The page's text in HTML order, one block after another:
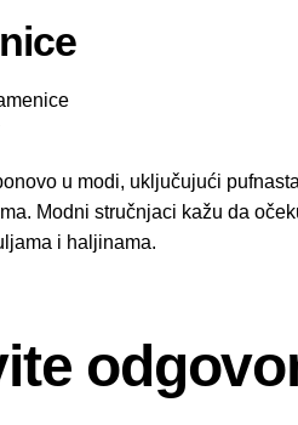
u modi, uključujući
Modni stručnjaci kažu da
i haljinama.